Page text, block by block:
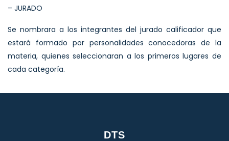
– JURADO
Se nombrara a los integrantes del jurado calificador que
estará formado por personalidades conocedoras de la
materia, quienes seleccionaran a los primeros lugares de
cada categoría.
DTS